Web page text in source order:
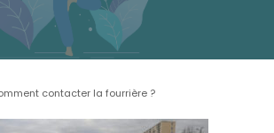
contacter la fourrière ?